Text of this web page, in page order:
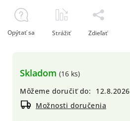
Skladom (16 ks)
Môžeme doručiť do:
12.8.2026
Možnosti doručenia
Opýtať sa Strážiť Zdieľať